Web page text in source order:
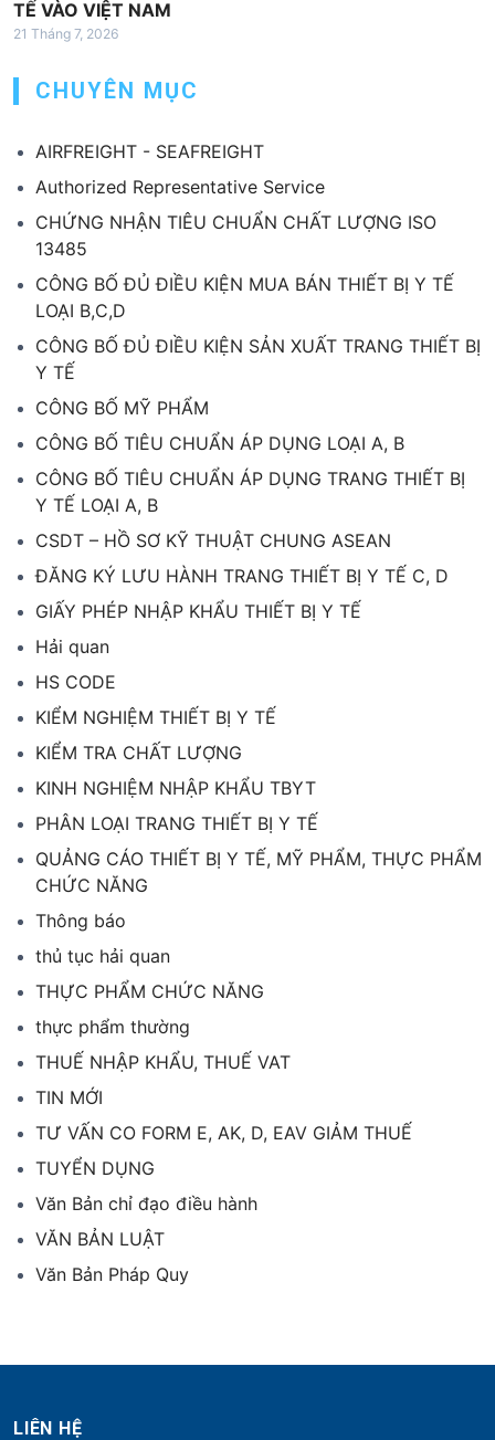
TẾ VÀO VIỆT NAM
21 Tháng 7, 2026
CHUYÊN MỤC
AIRFREIGHT - SEAFREIGHT
Authorized Representative Service
CHỨNG NHẬN TIÊU CHUẨN CHẤT LƯỢNG ISO
13485
CÔNG BỐ ĐỦ ĐIỀU KIỆN MUA BÁN THIẾT BỊ Y TẾ
LOẠI B,C,D
CÔNG BỐ ĐỦ ĐIỀU KIỆN SẢN XUẤT TRANG THIẾT BỊ
Y TẾ
CÔNG BỐ MỸ PHẨM
CÔNG BỐ TIÊU CHUẨN ÁP DỤNG LOẠI A, B
CÔNG BỐ TIÊU CHUẨN ÁP DỤNG TRANG THIẾT BỊ
Y TẾ LOẠI A, B
CSDT – HỒ SƠ KỸ THUẬT CHUNG ASEAN
ĐĂNG KÝ LƯU HÀNH TRANG THIẾT BỊ Y TẾ C, D
GIẤY PHÉP NHẬP KHẨU THIẾT BỊ Y TẾ
Hải quan
HS CODE
KIỂM NGHIỆM THIẾT BỊ Y TẾ
KIỂM TRA CHẤT LƯỢNG
KINH NGHIỆM NHẬP KHẨU TBYT
PHÂN LOẠI TRANG THIẾT BỊ Y TẾ
QUẢNG CÁO THIẾT BỊ Y TẾ, MỸ PHẨM, THỰC PHẨM
CHỨC NĂNG
Thông báo
thủ tục hải quan
THỰC PHẨM CHỨC NĂNG
thực phẩm thường
THUẾ NHẬP KHẨU, THUẾ VAT
TIN MỚI
TƯ VẤN CO FORM E, AK, D, EAV GIẢM THUẾ
TUYỂN DỤNG
Văn Bản chỉ đạo điều hành
VĂN BẢN LUẬT
Văn Bản Pháp Quy
LIÊN HỆ